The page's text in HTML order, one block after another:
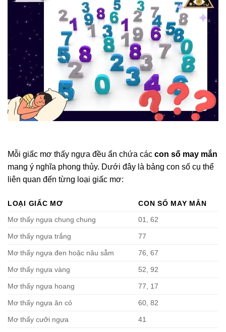
Mỗi giấc mơ thấy ngựa đều ẩn chứa các con số may mắn
mang ý nghĩa phong thủy. Dưới đây là bảng con số cụ thể
liên quan đến từng loại giấc mơ:
LOẠI GIẤC MƠ
CON SỐ MAY MẮN
Mơ thấy ngựa chung chung
01, 62
Mơ thấy ngựa trắng 77
Mơ thấy ngựa đen hoặc nâu sẫm 76, 67
Mơ thấy ngựa vàng 52, 92
Mơ thấy ngựa hoang 77, 17
Mơ thấy ngựa ăn cỏ 60, 82
Mơ thấy cưỡi ngựa 41